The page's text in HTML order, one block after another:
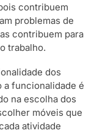
contribuem
problemas de
contribuem para
trabalho.
dos
a funcionalidade é
na escolha dos
móveis que
atividade